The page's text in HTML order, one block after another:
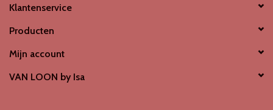
Klantenservice
Producten
Mijn account
VAN LOON by Isa